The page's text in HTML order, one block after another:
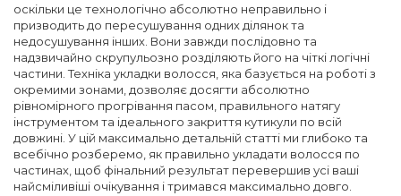
оскільки це технологічно абсолютно неправильно і
призводить до пересушування одних ділянок та
недосушування інших. Вони завжди послідовно та
надзвичайно скрупульозно розділяють його на чіткі логічні
частини. Техніка укладки волосся, яка базується на роботі з
окремими зонами, дозволяє досягти абсолютно
рівномірного прогрівання пасом, правильного натягу
інструментом та ідеального закриття кутикули по всій
довжині. У цій максимально детальній статті ми глибоко та
всебічно розберемо, як правильно укладати волосся по
частинах, щоб фінальний результат перевершив усі ваші
найсміливіші очікування і тримався максимально довго.